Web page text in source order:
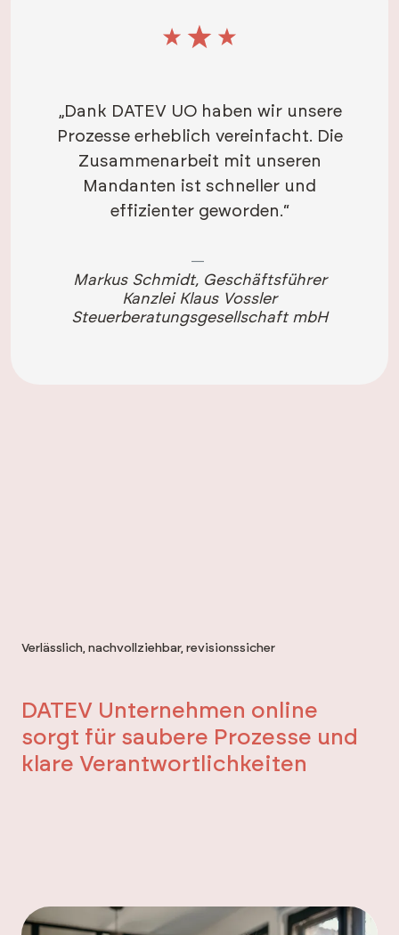
„Dank DATEV UO haben wir unsere
Prozesse erheblich vereinfacht. Die
Zusammenarbeit mit unseren
Mandanten ist schneller und
effizienter geworden.“
Markus Schmidt, Geschäftsführer
Kanzlei Klaus Vossler
Steuerberatungsgesellschaft mbH
Verlässlich, nachvollziehbar, revisionssicher
DATEV Unternehmen online
sorgt für saubere Prozesse und
klare Verantwortlichkeiten